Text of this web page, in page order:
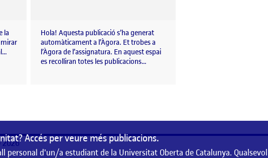
la
Hola! Aquesta publicació s’ha generat
automàticament a l’Àgora. Et trobes a
l’Àgora de l’assignatura. En aquest espai
es recolliran totes les publicacions…
Accés per veure més publicacions.
personal d'un/a estudiant de la Universitat Oberta de Catalunya.